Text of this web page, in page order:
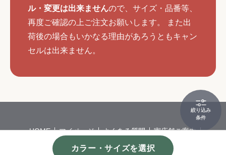
絞り込み
条件
カラー・サイズを選択
ル・変更は出来ませんので、サイズ・品番等、
再度ご確認の上ご注文お願いします。 また出
荷後の場合もいかなる理由があろうともキャン
セルは出来ません。
HOME マイページ よくある質問
実店舗ご案内
会社概要
特定商取引 個人情報保護方針
カーペット・カーテンの通販サイトならインテリアショップゆうあ